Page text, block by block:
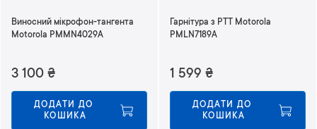
Виносний мікрофон-тангента
Motorola PMMN4029A
3 100 ₴
ДОДАТИ ДО
КОШИКА
Гарнітура з PTT Motorola
PMLN7189A
1 599 ₴
ДОДАТИ ДО
КОШИКА